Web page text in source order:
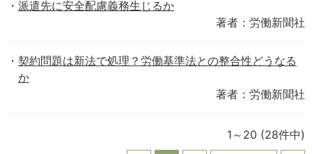
派遣先に安全配慮義務生じるか
著者：労働新聞社
契約問題は新法で処理？労働基準法との整合性どうなる
か
著者：労働新聞社
1～20 (28件中)